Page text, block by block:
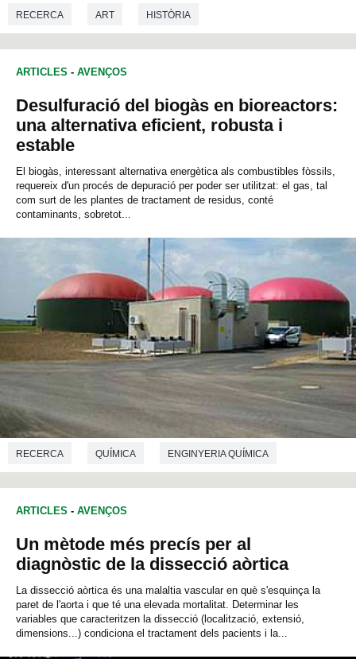
RECERCA ART HISTÒRIA
ARTICLES - AVENÇOS
Desulfuració del biogàs en bioreactors:
una alternativa eficient, robusta i
estable
El biogàs, interessant alternativa energètica als combustibles fòssils,
requereix d'un procés de depuració per poder ser utilitzat: el gas, tal
com surt de les plantes de tractament de residus, conté
contaminants, sobretot...
RECERCA QUÍMICA ENGINYERIA QUÍMICA
ARTICLES - AVENÇOS
Un mètode més precís per al
diagnòstic de la dissecció aòrtica
La dissecció aòrtica és una malaltia vascular en què s'esquinça la
paret de l'aorta i que té una elevada mortalitat. Determinar les
variables que caracteritzen la dissecció (localització, extensió,
dimensions...) condiciona el tractament dels pacients i la...